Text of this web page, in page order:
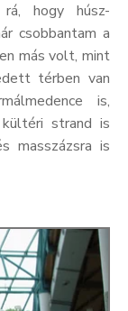
rá, hogy húsz-
csobbantam a
más volt, mint
térben van
is,
strand is
masszázsra is